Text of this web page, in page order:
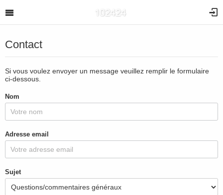
Contact
Si vous voulez envoyer un message veuillez remplir le formulaire
ci-dessous.
Nom
Adresse email
Sujet